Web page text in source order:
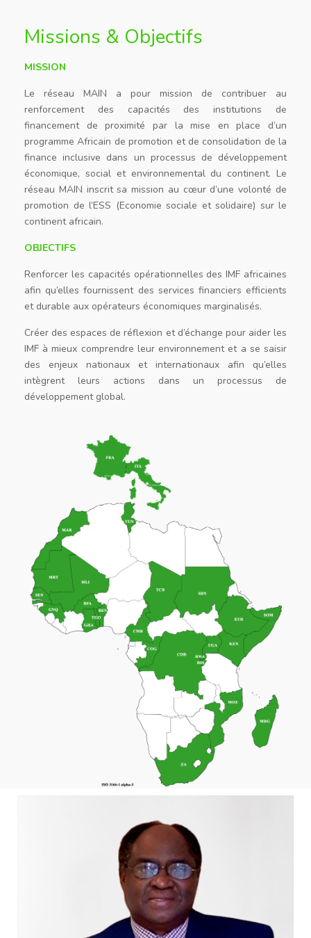
Missions & Objectifs
MISSION
Le réseau MAIN a pour mission de contribuer au
renforcement des capacités des institutions de
financement de proximité par la mise en place d’un
programme Africain de promotion et de consolidation de la
finance inclusive dans un processus de développement
économique, social et environnemental du continent. Le
réseau MAIN inscrit sa mission au cœur d’une volonté de
promotion de l’ESS (Economie sociale et solidaire) sur le
continent africain.
OBJECTIFS
Renforcer les capacités opérationnelles des IMF africaines
afin qu’elles fournissent des services financiers efficients
et durable aux opérateurs économiques marginalisés.
Créer des espaces de réflexion et d’échange pour aider les
IMF à mieux comprendre leur environnement et a se saisir
des enjeux nationaux et internationaux afin qu’elles
intègrent leurs actions dans un processus de
développement global.